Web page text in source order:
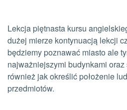
Lekcja piętnasta kursu
dużej mierze kontynuacją lekcji
będziemy poznawać miasto ale
najważniejszymi budynkami
również jak określić położenie
przedmiotów.